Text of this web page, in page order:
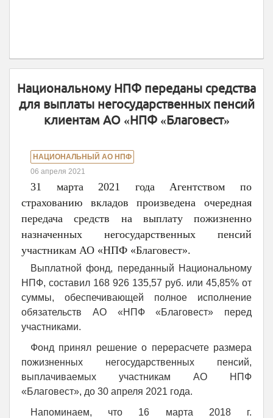
Национальному НПФ переданы средства
для выплаты негосударственных пенсий
клиентам АО «НПФ «Благовест»
НАЦИОНАЛЬНЫЙ АО НПФ
06 апреля 2021
31 марта 2021 года Агентством по
страхованию вкладов произведена очередная
передача средств на выплату пожизненно
назначенных негосударственных пенсий
участникам АО «НПФ «Благовест».
Выплатной фонд, переданный Национальному
НПФ, составил 168 926 135,57 руб. или 45,85% от
суммы, обеспечивающей полное исполнение
обязательств АО «НПФ «Благовест» перед
участниками.
Фонд принял решение о перерасчете размера
пожизненных негосударственных пенсий,
выплачиваемых участникам АО НПФ
«Благовест», до 30 апреля 2021 года.
Напоминаем, что 16 марта 2018 г.